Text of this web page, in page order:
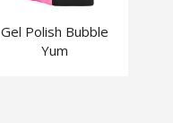
Gel Polish Bubble
Yum